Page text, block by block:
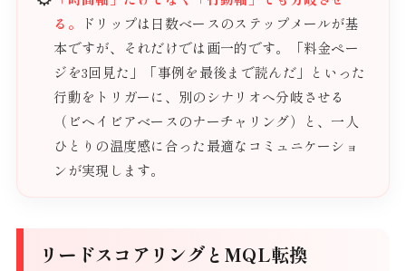
る。
ドリップは日数ベースのステップメールが基
本ですが、それだけでは画一的です。「料金ペー
ジを3回見た」「事例を最後まで読んだ」といった
行動をトリガーに、別のシナリオへ分岐させる
（ビヘイビアベースのナーチャリング）と、一人
ひとりの温度感に合った最適なコミュニケーショ
ンが実現します。
リードスコアリングとMQL転換